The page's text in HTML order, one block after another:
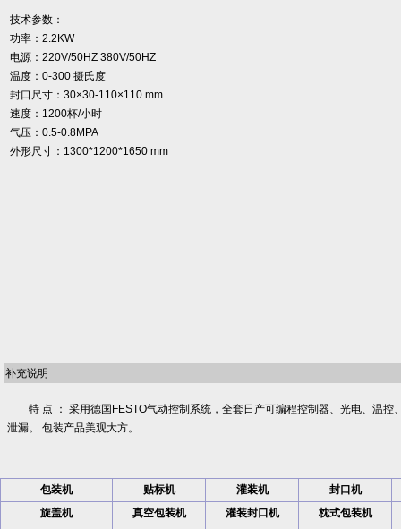
技术参数：
功率：2.2KW
电源：220V/50HZ 380V/50HZ
温度：0-300 摄氏度
封口尺寸：30×30-110×110 mm
速度：1200杯/小时
气压：0.5-0.8MPA
外形尺寸：1300*1200*1650 mm
补充说明
特 点 ： 采用德国FESTO气动控制系统，全套日产可编程控制器、光电、温
泄漏。 包装产品美观大方。
包装机 贴标机 灌装机
封口机
旋盖机
真空包装机 灌装封口机
枕式包装机